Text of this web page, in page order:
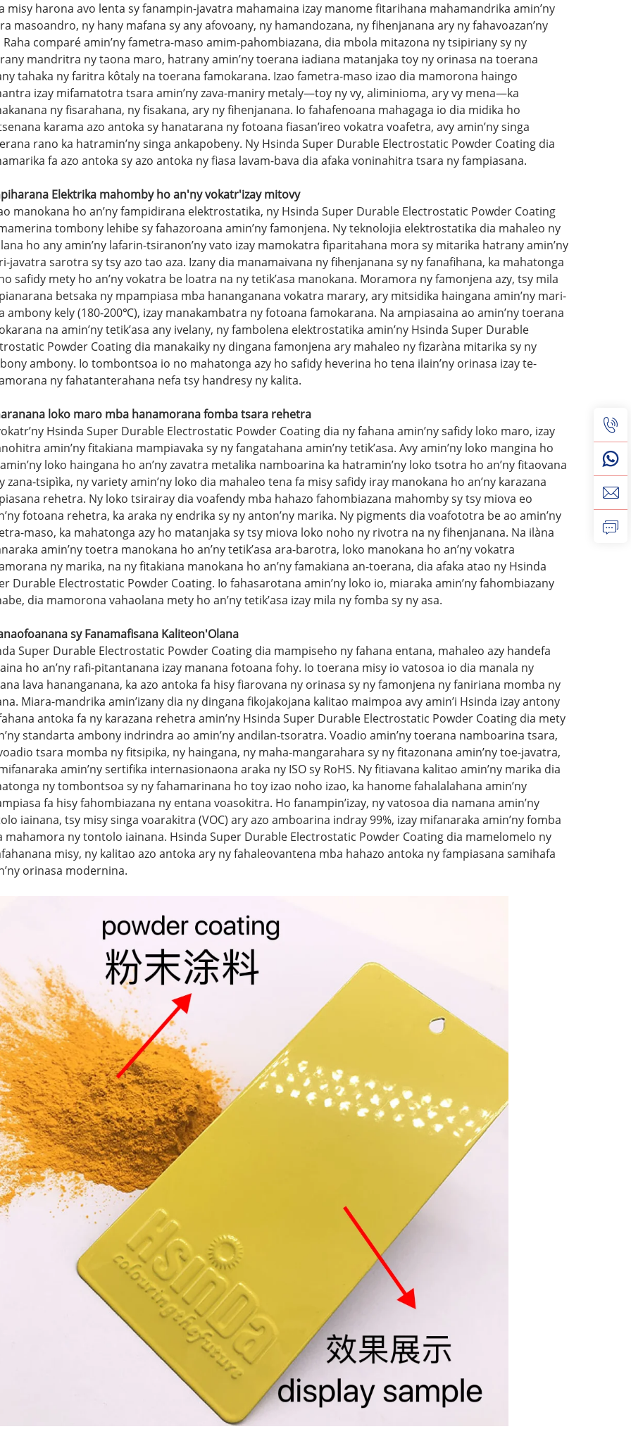
misy harona avo lenta sy fanampin-javatra mahamaina izay manome fitarihana mahamandrika amin’ny
masoandro, ny hany mafana sy any afovoany, ny hamandozana, ny fihenjanana ary ny fahavoazan’ny
Raha comparé amin’ny fametra-maso amim-pahombiazana, dia mbola mitazona ny tsipiriany sy ny
mandritra ny taona maro, hatrany amin’ny toerana iadiana matanjaka toy ny orinasa na toerana
tahaka ny faritra kôtaly na toerana famokarana. Izao fametra-maso izao dia mamorona haingo
izay mifamatotra tsara amin’ny zava-maniry metaly—toy ny vy, aliminioma, ary vy mena—ka
ny fisarahana, ny fisakana, ary ny fihenjanana. Io fahafenoana mahagaga io dia midika ho
karama azo antoka sy hanatarana ny fotoana fiasan’ireo vokatra voafetra, avy amin’ny singa
rano ka hatramin’ny singa ankapobeny. Ny Hsinda Super Durable Electrostatic Powder Coating dia
fa azo antoka sy azo antoka ny fiasa lavam-bava dia afaka voninahitra tsara ny fampiasana.
Elektrika mahomby ho an'ny vokatr'izay mitovy
manokana ho an’ny fampidirana elektrostatika, ny Hsinda Super Durable Electrostatic Powder Coating
tombony lehibe sy fahazoroana amin’ny famonjena. Ny teknolojia elektrostatika dia mahaleo ny
ho any amin’ny lafarin-tsiranon’ny vato izay mamokatra fiparitahana mora sy mitarika hatrany amin’ny
javatra sarotra sy tsy azo tao aza. Izany dia manamaivana ny fihenjanana sy ny fanafihana, ka mahatonga
safidy mety ho an’ny vokatra be loatra na ny tetik’asa manokana. Moramora ny famonjena azy, tsy mila
betsaka ny mpampiasa mba hananganana vokatra marary, ary mitsidika haingana amin’ny mari-
ambony kely (180-200℃), izay manakambatra ny fotoana famokarana. Na ampiasaina ao amin’ny toerana
na amin’ny tetik’asa any ivelany, ny fambolena elektrostatika amin’ny Hsinda Super Durable
Powder Coating dia manakaiky ny dingana famonjena ary mahaleo ny fizaràna mitarika sy ny
ambony. Io tombontsoa io no mahatonga azy ho safidy heverina ho tena ilain’ny orinasa izay te-
ny fahatanterahana nefa tsy handresy ny kalita.
loko maro mba hanamorana fomba tsara rehetra
Hsinda Super Durable Electrostatic Powder Coating dia ny fahana amin’ny safidy loko maro, izay
amin’ny fitakiana mampiavaka sy ny fangatahana amin’ny tetik’asa. Avy amin’ny loko mangina ho
loko haingana ho an’ny zavatra metalika namboarina ka hatramin’ny loko tsotra ho an’ny fitaovana
zana-tsipìka, ny variety amin’ny loko dia mahaleo tena fa misy safidy iray manokana ho an’ny karazana
rehetra. Ny loko tsirairay dia voafendy mba hahazo fahombiazana mahomby sy tsy miova eo
fotoana rehetra, ka araka ny endrika sy ny anton’ny marika. Ny pigments dia voafototra be ao amin’ny
maso, ka mahatonga azy ho matanjaka sy tsy miova loko noho ny rivotra na ny fihenjanana. Na ilàna
amin’ny toetra manokana ho an’ny tetik’asa ara-barotra, loko manokana ho an’ny vokatra
ny marika, na ny fitakiana manokana ho an’ny famakiana an-toerana, dia afaka atao ny Hsinda
Durable Electrostatic Powder Coating. Io fahasarotana amin’ny loko io, miaraka amin’ny fahombiazany
dia mamorona vahaolana mety ho an’ny tetik’asa izay mila ny fomba sy ny asa.
sy Fanamafisana Kaliteon'Olana
Super Durable Electrostatic Powder Coating dia mampiseho ny fahana entana, mahaleo azy handefa
ho an’ny rafi-pitantanana izay manana fotoana fohy. Io toerana misy io vatosoa io dia manala ny
lava hananganana, ka azo antoka fa hisy fiarovana ny orinasa sy ny famonjena ny faniriana momba ny
Miara-mandrika amin’izany dia ny dingana fikojakojana kalitao maimpoa avy amin’i Hsinda izay antony
antoka fa ny karazana rehetra amin’ny Hsinda Super Durable Electrostatic Powder Coating dia mety
standarta ambony indrindra ao amin’ny andilan-tsoratra. Voadio amin’ny toerana namboarina tsara,
tsara momba ny fitsipika, ny haingana, ny maha-mangarahara sy ny fitazonana amin’ny toe-javatra,
amin’ny sertifika internasionaona araka ny ISO sy RoHS. Ny fitiavana kalitao amin’ny marika dia
ny tombontsoa sy ny fahamarinana ho toy izao noho izao, ka hanome fahalalahana amin’ny
fa hisy fahombiazana ny entana voasokitra. Ho fanampin’izay, ny vatosoa dia namana amin’ny
iainana, tsy misy singa voarakitra (VOC) ary azo amboarina indray 99%, izay mifanaraka amin’ny fomba
mahamora ny tontolo iainana. Hsinda Super Durable Electrostatic Powder Coating dia mamelomelo ny
misy, ny kalitao azo antoka ary ny fahaleovantena mba hahazo antoka ny fampiasana samihafa
orinasa modernina.